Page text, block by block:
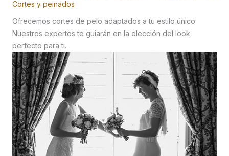
Cortes y peinados
Ofrecemos cortes de pelo adaptados a tu estilo único.
Nuestros expertos te guiarán en la elección del look
perfecto para ti.